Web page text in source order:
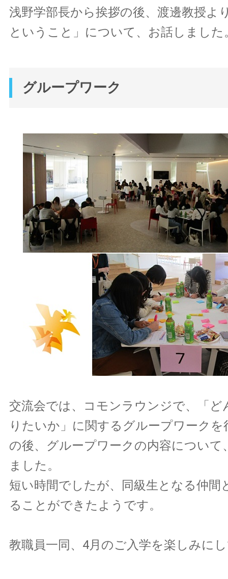
浅野学部長から挨拶の後、渡邊教授よ
ということ」について、お話しました
グループワーク
交流会では、コモンラウンジで、「ど
りたいか」に関するグループワーク
の後、グループワークの内容について
ました。
短い時間でしたが、同級生となる仲間
ることができたようです。
教職員一同、4月のご入学を楽しみに